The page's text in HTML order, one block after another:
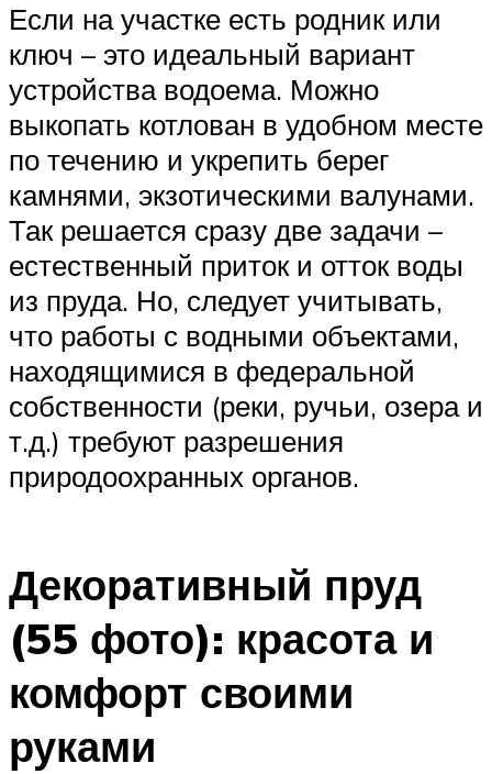
Если на участке есть родник или
ключ – это идеальный вариант
устройства водоема. Можно
выкопать котлован в удобном месте
по течению и укрепить берег
камнями, экзотическими валунами.
Так решается сразу две задачи –
естественный приток и отток воды
из пруда. Но, следует учитывать,
что работы с водными объектами,
находящимися в федеральной
собственности (реки, ручьи, озера и
т.д.) требуют разрешения
природоохранных органов.
Декоративный пруд
(55 фото): красота и
комфорт своими
руками